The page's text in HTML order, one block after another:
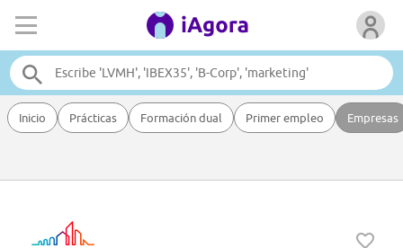
Inicio Prácticas Formación dual Primer empleo Empresas